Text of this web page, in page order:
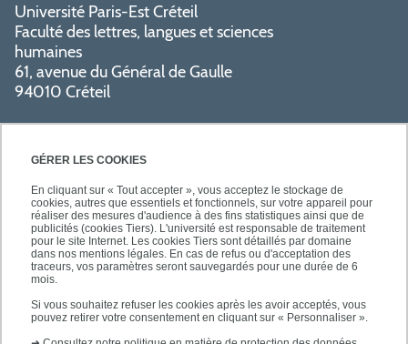
GÉRER LES COOKIES
En cliquant sur « Tout accepter », vous acceptez le stockage de
cookies, autres que essentiels et fonctionnels, sur votre appareil pour
réaliser des mesures d'audience à des fins statistiques ainsi que de
publicités (cookies Tiers). L'université est responsable de traitement
pour le site Internet. Les cookies Tiers sont détaillés par domaine
dans nos mentions légales. En cas de refus ou d'acceptation des
traceurs, vos paramètres seront sauvegardés pour une durée de 6
mois.
Si vous souhaitez refuser les cookies après les avoir acceptés, vous
pouvez retirer votre consentement en cliquant sur « Personnaliser ».
Université Paris-Est Créteil
Faculté des lettres, langues et sciences
humaines
61, avenue du Général de Gaulle
94010 Créteil
PRATIQUE
NOS FORMATIONS